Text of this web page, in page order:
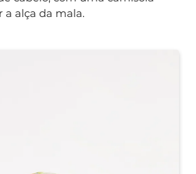
a alça da mala.